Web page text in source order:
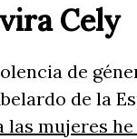
Cely
de
de la
las mujeres